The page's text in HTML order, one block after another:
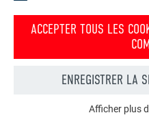
Votre maison au look PREFA
qu’aurait votre maison avec
ACCEPTER TOUS LES
ENREGISTRER LA
Afficher plus